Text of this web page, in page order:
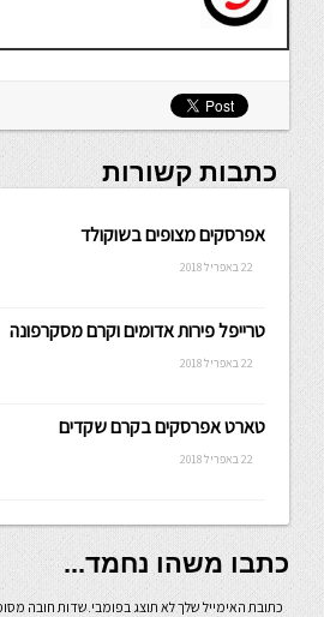
כתבות קשורות
אפרסקים מצופים בשוקולד
22 באפריל 2018
טרייפל פירות אדומים וקרם מסקרפונה
22 באפריל 2018
טארט אפרסקים בקרם שקדים
22 באפריל 2018
כתבו משהו נחמד...
כתובת האימייל שלך לא תוצג בפומבי.שדות חובה